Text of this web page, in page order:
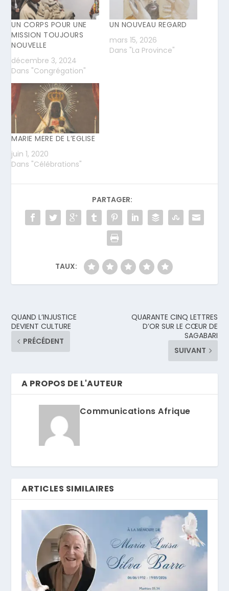
UN CORPS POUR UNE
MISSION TOUJOURS
NOUVELLE
décembre 3, 2024
Dans "Congrégation"
UN NOUVEAU REGARD
mars 15, 2026
Dans "La Province"
MARIE MERE DE L’EGLISE
juin 1, 2020
Dans "Célébrations"
PARTAGER:
TAUX:
QUAND L’INJUSTICE
DEVIENT CULTURE
PRÉCÉDENT
QUARANTE CINQ LETTRES
D’OR SUR LE CŒUR DE
SAGABARI
SUIVANT
A PROPOS DE L'AUTEUR
Communications Afrique
ARTICLES SIMILAIRES